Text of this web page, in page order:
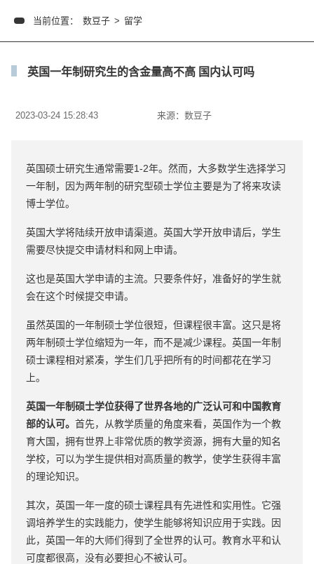
当前位置： 数豆子 > 留学
英国一年制研究生的含金量高不高 国内认可吗
2023-03-24 15:28:43 来源： 数豆子
英国硕士研究生通常需要1-2年。然而，大多数学生选择学习
一年制，因为两年制的研究型硕士学位主要是为了将来攻读
博士学位。
英国大学将陆续开放申请渠道。英国大学开放申请后，学生
需要尽快提交申请材料和网上申请。
这也是英国大学申请的主流。只要条件好，准备好的学生就
会在这个时候提交申请。
虽然英国的一年制硕士学位很短，但课程很丰富。这只是将
两年制硕士学位缩短为一年，而不是减少课程。英国一年制
硕士课程相对紧凑，学生们几乎把所有的时间都花在学习
上。
英国一年制硕士学位获得了世界各地的广泛认可和中国教育
部的认可。 首先，从教学质量的角度来看，英国作为一个教
育大国，拥有世界上非常优质的教学资源，拥有大量的知名
学校，可以为学生提供相对高质量的教学，使学生获得丰富
的理论知识。
其次，英国一年一度的硕士课程具有先进性和实用性。它强
调培养学生的实践能力，使学生能够将知识应用于实践。因
此，英国一年的大师们得到了全世界的认可。教育水平和认
可度都很高，没有必要担心不被认可。